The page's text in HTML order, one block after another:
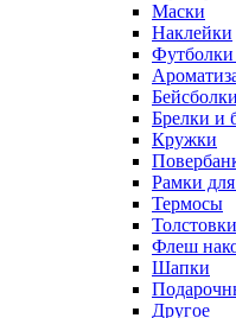
Маски
Наклейки
Брелки и
Кружки
Рамки
Термосы
Флеш
Шапки
Другое